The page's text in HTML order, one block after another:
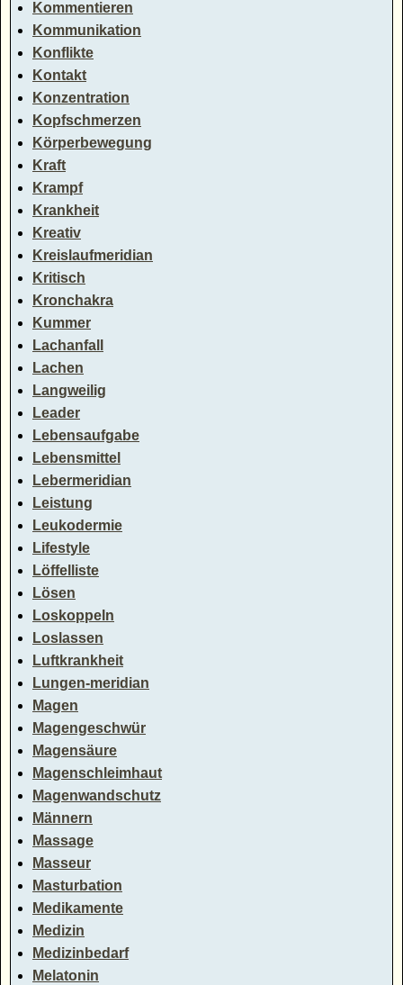
Kommentieren
Kommunikation
Konflikte
Kontakt
Konzentration
Kopfschmerzen
Körperbewegung
Kraft
Krampf
Krankheit
Kreativ
Kreislaufmeridian
Kritisch
Kronchakra
Kummer
Lachanfall
Lachen
Langweilig
Leader
Lebensaufgabe
Lebensmittel
Lebermeridian
Leistung
Leukodermie
Lifestyle
Löffelliste
Lösen
Loskoppeln
Loslassen
Luftkrankheit
Lungen-meridian
Magen
Magengeschwür
Magensäure
Magenschleimhaut
Magenwandschutz
Männern
Massage
Masseur
Masturbation
Medikamente
Medizin
Medizinbedarf
Melatonin